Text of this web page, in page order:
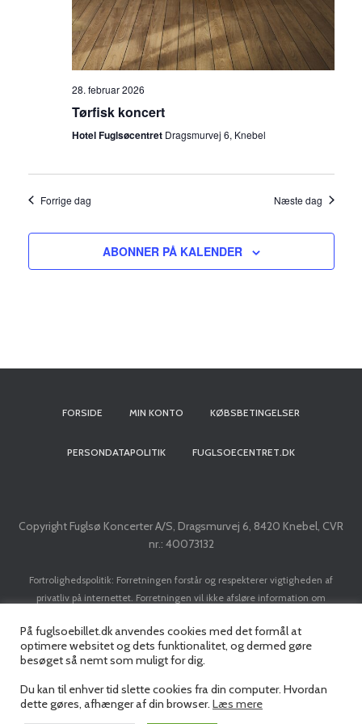
g
e
r
i
e
N
a
v
i
28. februar 2026
Tørfisk koncert
Hotel Fuglsøcentret Dragsmurvej 6, Knebel
Forrige dag Næste dag
ABONNER PÅ KALENDER
FORSIDE MIN KONTO KØBSBETINGELSER
PERSONDATAPOLITIK FUGLSOECENTRET.DK
Copyright Fuglsø Koncerter A/S, Dragsmurvej 6, 8420 Knebel, CVR
nr.: 40073132
Fortrolighedspolitik: Forretningen forstår og respekterer vigtigheden af
privatliv på internettet. Forretningen vil ikke afsløre information om
implementere en transaktion. Forretningen vil ikke sælge dit navn, adresse, e-
mail adresse, kreditkort eller personlige data til nogen tredjepart uden din
forudgående tilladelse.
På fuglsoebillet.dk anvendes cookies med det formål at
optimere websitet og dets funktionalitet, og dermed gøre
besøget så nemt som muligt for dig.
Du kan til enhver tid slette cookies fra din computer. Hvordan
dette gøres, afhænger af din browser. Læs mere